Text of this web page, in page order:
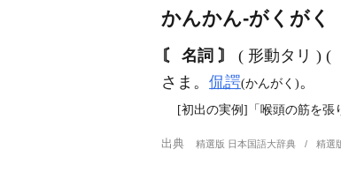
かんかん‐がくがく
〘 名詞 〙
( 形動タリ ) (
さま。 侃諤(かんがく)。
[初出の実例]「喉頭の筋を張
出典 精選版 日本国語大辞典 精選